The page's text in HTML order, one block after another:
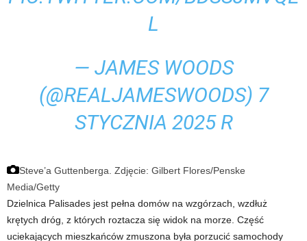
L
— JAMES WOODS
(@REALJAMESWOODS) 7
STYCZNIA 2025 R
Steve’a Guttenberga. Zdjęcie: Gilbert Flores/Penske
Media/Getty
Dzielnica Palisades jest pełna domów na wzgórzach, wzdłuż
krętych dróg, z których roztacza się widok na morze. Część
uciekających mieszkańców zmuszona była porzucić samochody